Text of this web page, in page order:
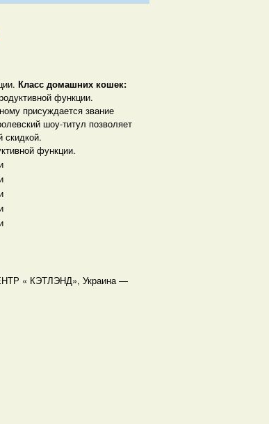
Класс домашних кошек:
функции.
присуждается звание
шоу-титул позволяет
скидкой.
функции.
« КЭТЛЭНД», Украина —